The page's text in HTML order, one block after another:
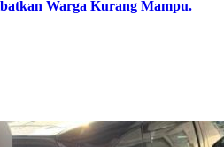
Warga Kurang Mampu.